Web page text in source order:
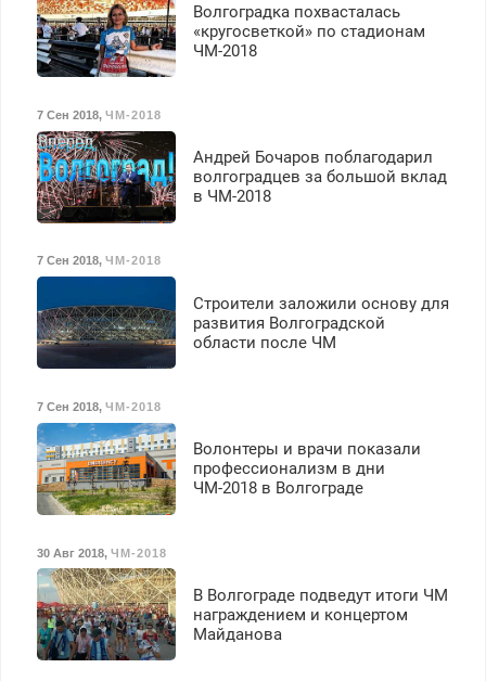
Волгоградка похвасталась
«кругосветкой» по стадионам
ЧМ-2018
7 Сен 2018, ЧМ-2018
Андрей Бочаров поблагодарил
волгоградцев за большой вклад
в ЧМ-2018
7 Сен 2018, ЧМ-2018
Строители заложили основу для
развития Волгоградской
области после ЧМ
7 Сен 2018, ЧМ-2018
Волонтеры и врачи показали
профессионализм в дни
ЧМ-2018 в Волгограде
30 Авг 2018, ЧМ-2018
В Волгограде подведут итоги ЧМ
награждением и концертом
Майданова